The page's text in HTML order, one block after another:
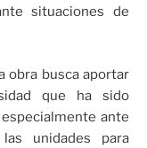
situaciones de
obra busca aportar
que ha sido
ante
unidades para